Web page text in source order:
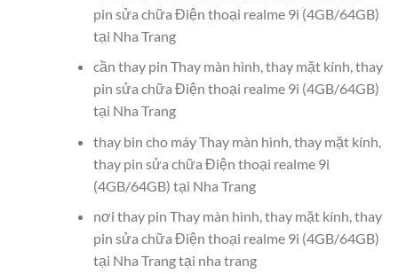
pin sửa chữa Điện thoại realme 9i (4GB/64GB)
tại Nha Trang
cần thay pin Thay màn hình, thay mặt kính, thay
pin sửa chữa Điện thoại realme 9i (4GB/64GB)
tại Nha Trang
thay bin cho máy Thay màn hình, thay mặt kính,
thay pin sửa chữa Điện thoại realme 9i
(4GB/64GB) tại Nha Trang
nơi thay pin Thay màn hình, thay mặt kính, thay
pin sửa chữa Điện thoại realme 9i (4GB/64GB)
tại Nha Trang tại nha trang